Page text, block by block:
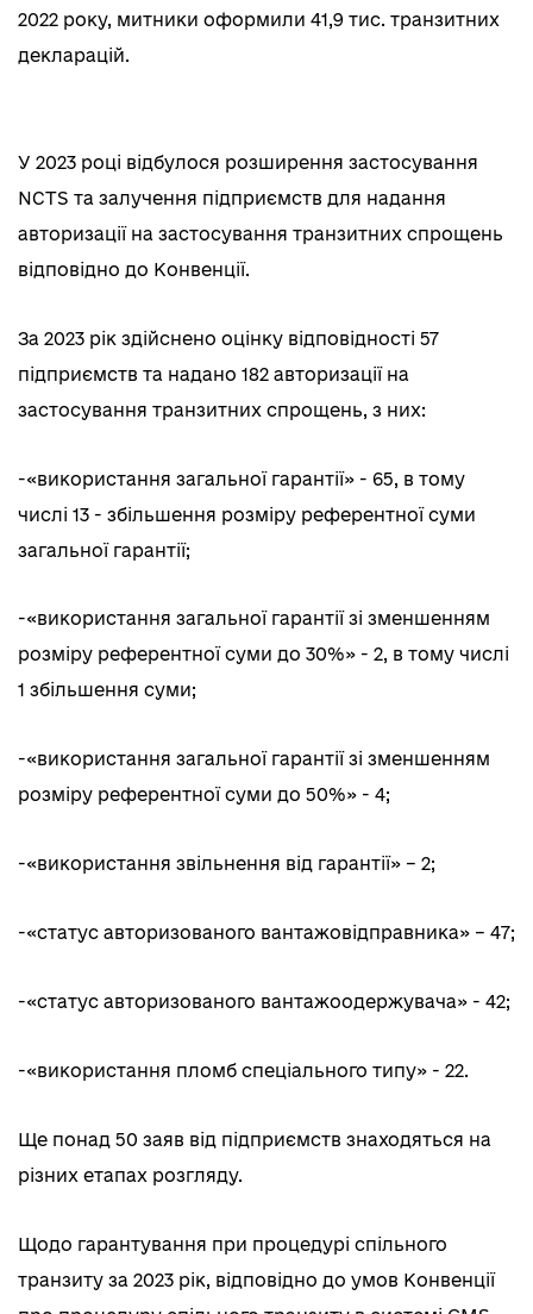
2022 року, митники оформили 41,9 тис. транзитних
декларацій.
У 2023 році відбулося розширення застосування
NCTS та залучення підприємств для надання
авторизації на застосування транзитних спрощень
відповідно до Конвенції.
За 2023 рік здійснено оцінку відповідності 57
підприємств та надано 182 авторизації на
застосування транзитних спрощень, з них:
-«використання загальної гарантії» - 65, в тому
числі 13 - збільшення розміру референтної суми
загальної гарантії;
-«використання загальної гарантії зі зменшенням
розміру референтної суми до 30%» - 2, в тому числі
1 збільшення суми;
-«використання загальної гарантії зі зменшенням
розміру референтної суми до 50%» - 4;
-«використання звільнення від гарантії» – 2;
-«статус авторизованого вантажовідправника» – 47;
-«статус авторизованого вантажоодержувача» - 42;
-«використання пломб спеціального типу» - 22.
Ще понад 50 заяв від підприємств знаходяться на
різних етапах розгляду.
Щодо гарантування при процедурі спільного
транзиту за 2023 рік, відповідно до умов Конвенції